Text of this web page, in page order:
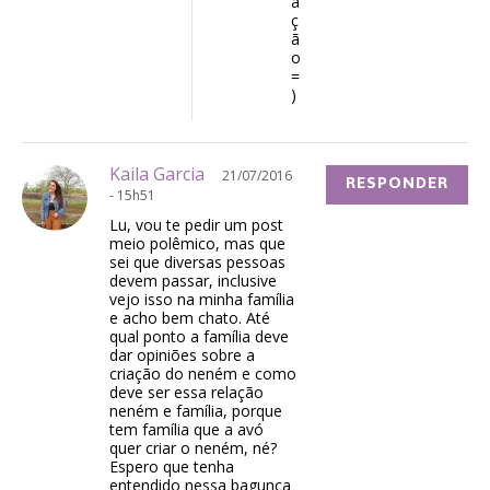
ç
ã
o
=
)
Kaila Garcia
21/07/2016
- 15h51
Lu, vou te pedir um post
meio polêmico, mas que
sei que diversas pessoas
devem passar, inclusive
vejo isso na minha família
e acho bem chato. Até
qual ponto a família deve
dar opiniões sobre a
criação do neném e como
deve ser essa relação
neném e família, porque
tem família que a avó
quer criar o neném, né?
Espero que tenha
entendido nessa bagunça
RESPONDER